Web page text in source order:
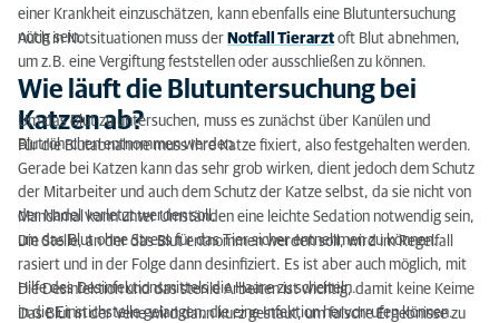
entnommen?
Wann ist eine Blutuntersuchung bei Katze sinnvoll?
Was kostet eine Blutuntersuchung bei Katzen?
einer Krankheit einzuschätzen, kann ebenfalls eine Blutuntersuchung
nötig sein.
Auch in Notsituationen muss der Notfall Tierarzt oft Blut abnehmen,
um z.B. eine Vergiftung feststellen oder ausschließen zu können.
Wie läuft die Blutuntersuchung bei
Katzen ab?
Um das Blut zu untersuchen, muss es zunächst über Kanülen und
Blutröhrchen entnommen werden.
Für die Blutabnahme muss Ihre Katze fixiert, also festgehalten werden.
Gerade bei Katzen kann das sehr grob wirken, dient jedoch dem Schutz
der Mitarbeiter und auch dem Schutz der Katze selbst, da sie nicht von
der Nadel verletzt werden soll.
Manchmal kann unter Umständen eine leichte Sedation notwendig sein,
um das Blut ohne Stress für das Tier sicher entnehmen zu können.
Die Stelle, an der das Blut entnommen werden soll, wird im Regelfall
rasiert und in der Folge dann desinfiziert. Es ist aber auch möglich, mit
Hilfe des Desinfektionsmittels die Haare zu scheiteln.
Die Desinfektion und das sterile Arbeiten ist wichtig, damit keine Keime
in die Einstichstelle gelangen, die eine Infektion hervorrufen können.
Das Blut in der Vene wird dann kurz gestaut, um falsche Ergebnisse zu